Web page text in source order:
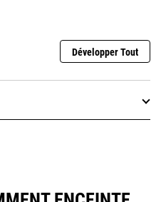
Développer Tout